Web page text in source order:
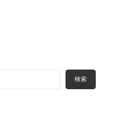
検索